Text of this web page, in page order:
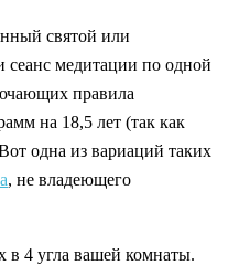
святой или
сеанс медитации по одной
правила
на 18,5 лет (так как
одна из вариаций таких
, не владеющего
в 4 угла вашей комнаты.